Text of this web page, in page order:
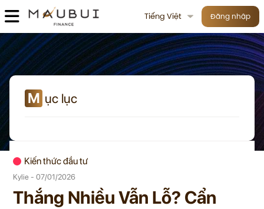
Tiếng Việt Đăng nhập
M ục lục
Kiến thức đầu tư
Kylie - 07/01/2026
Thắng Nhiều Vẫn Lỗ? Cẩn